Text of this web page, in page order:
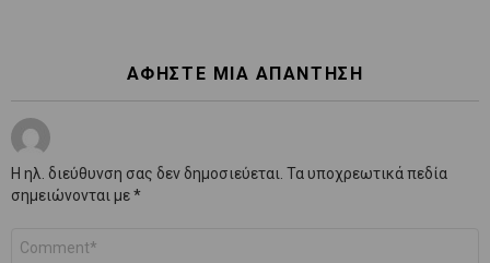
ΑΦΉΣΤΕ ΜΙΑ ΑΠΆΝΤΗΣΗ
Η ηλ. διεύθυνση σας δεν δημοσιεύεται. Τα υποχρεωτικά πεδία
σημειώνονται με*